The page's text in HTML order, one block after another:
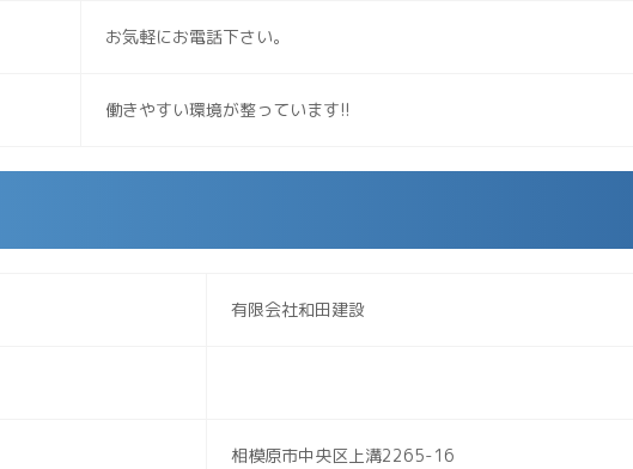
お気軽にお電話下さい。
働きやすい環境が整っています!!
有限会社和田建設
相模原市中央区上溝2265-16